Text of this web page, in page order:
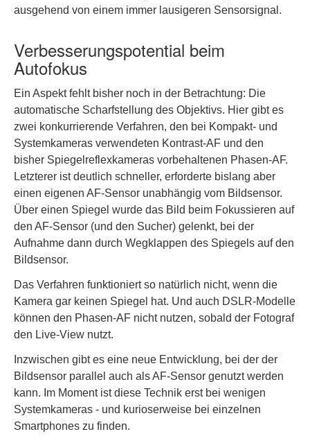
ausgehend von einem immer lausigeren Sensorsignal.
Verbesserungspotential beim
Autofokus
Ein Aspekt fehlt bisher noch in der Betrachtung: Die
automatische Scharfstellung des Objektivs. Hier gibt es
zwei konkurrierende Verfahren, den bei Kompakt- und
Systemkameras verwendeten Kontrast-AF und den
bisher Spiegelreflexkameras vorbehaltenen Phasen-AF.
Letzterer ist deutlich schneller, erforderte bislang aber
einen eigenen AF-Sensor unabhängig vom Bildsensor.
Über einen Spiegel wurde das Bild beim Fokussieren auf
den AF-Sensor (und den Sucher) gelenkt, bei der
Aufnahme dann durch Wegklappen des Spiegels auf den
Bildsensor.
Das Verfahren funktioniert so natürlich nicht, wenn die
Kamera gar keinen Spiegel hat. Und auch DSLR-Modelle
können den Phasen-AF nicht nutzen, sobald der Fotograf
den Live-View nutzt.
Inzwischen gibt es eine neue Entwicklung, bei der der
Bildsensor parallel auch als AF-Sensor genutzt werden
kann. Im Moment ist diese Technik erst bei wenigen
Systemkameras - und kurioserweise bei einzelnen
Smartphones zu finden.